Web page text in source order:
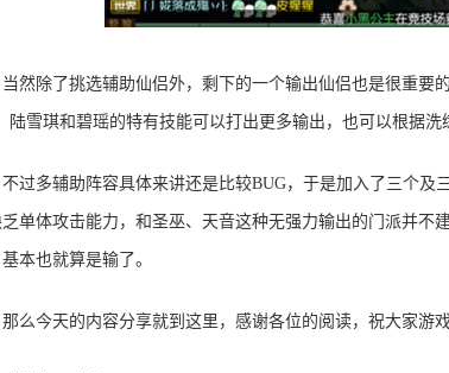
当然除了挑选辅助仙侣外，剩下的一个输出仙侣也是很重要
陆雪琪和碧瑶的特有技能可以打出更多输出，也可以根据洗
不过多辅助阵容具体来讲还是比较BUG，于是加入了三个及
单体攻击能力，和圣巫、天音这种无强力输出的门派并不
本也就算是输了。
那么今天的内容分享就到这里，感谢各位的阅读，祝大家游